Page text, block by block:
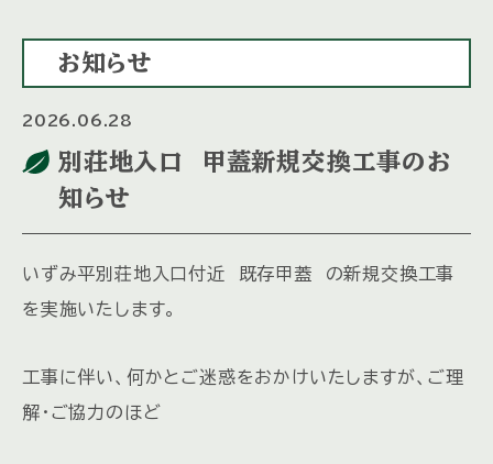
お知らせ
2026.06.28
別荘地入口 甲蓋新規交換工事のお
知らせ
いずみ平別荘地入口付近 既存甲蓋 の新規交換工事
を実施いたします。
工事に伴い、何かとご迷惑をおかけいたしますが、ご理
解・ご協力のほど